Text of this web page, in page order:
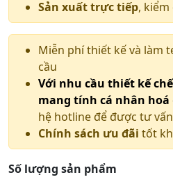
Sản xuất trực tiếp, kiểm
Miễn phí thiết kế và làm
cầu
Với nhu cầu thiết kế
mang tính cá nhân hoá
hệ hotline để được tư vấn
Chính sách ưu đãi tốt
Số lượng sản phẩm